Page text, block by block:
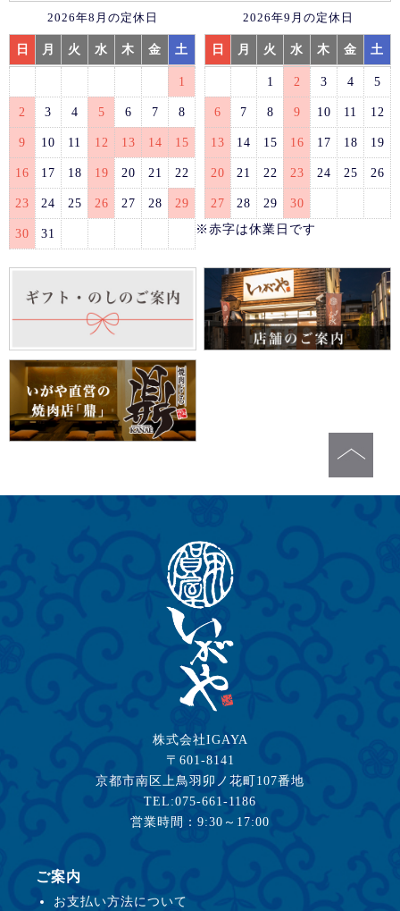
2026年8月の定休日
日 月 火 水 木 金 土
1
2 3 4 5 6 7 8
9 10 11 12 13 14 15
16 17 18 19 20 21 22
23 24 25 26 27 28 29
30 31
2026年9月の定休日
日 月 火 水 木 金 土
1 2 3 4 5
6 7 8 9 10 11 12
13 14 15 16 17 18 19
20 21 22 23 24 25 26
27 28 29
30
※赤字は休業日です
株式会社IGAYA
〒601-8141
京都市南区上鳥羽卯ノ花町107番地
TEL:075-661-1186
営業時間：9:30～17:00
ご案内
お支払い方法について